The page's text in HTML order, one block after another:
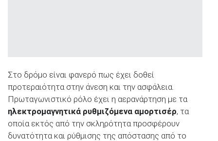
Στο δρόμο είναι φανερό πως έχει δοθεί
προτεραιότητα στην άνεση και την ασφάλεια.
Πρωταγωνιστικό ρόλο έχει η αερανάρτηση με τα
ηλεκτρομαγνητικά ρυθμιζόμενα αμορτισέρ, τα
οποία εκτός από την σκληρότητα προσφέρουν
δυνατότητα και ρύθμισης της απόστασης από το